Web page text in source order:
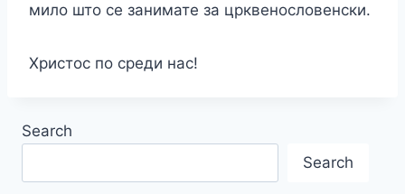
мило што се занимате за црквенословенски.
Христос по среди нас!
Search
Search